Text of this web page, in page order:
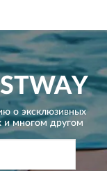
о эксклюзивных
и многом другом